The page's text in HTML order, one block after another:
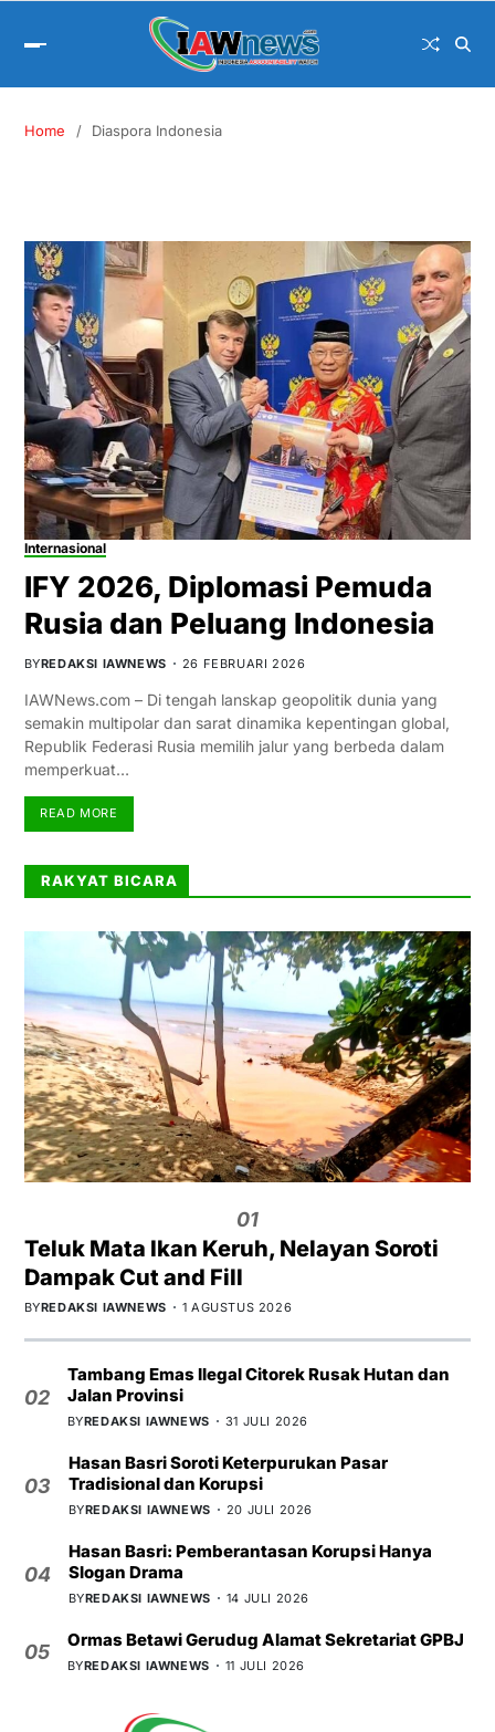
Home Diaspora Indonesia
Internasional
IFY 2026, Diplomasi Pemuda
Rusia dan Peluang Indonesia
BYREDAKSI IAWNEWS 26 FEBRUARI 2026
IAWNews.com – Di tengah lanskap geopolitik dunia yang
semakin multipolar dan sarat dinamika kepentingan global,
Republik Federasi Rusia memilih jalur yang berbeda dalam
memperkuat…
READ MORE
RAKYAT BICARA
01
Teluk Mata Ikan Keruh, Nelayan Soroti
Dampak Cut and Fill
BYREDAKSI IAWNEWS 1 AGUSTUS 2026
02
Tambang Emas Ilegal Citorek Rusak Hutan dan
Jalan Provinsi
BYREDAKSI IAWNEWS 31 JULI 2026
03
Hasan Basri Soroti Keterpurukan Pasar
Tradisional dan Korupsi
BYREDAKSI IAWNEWS 20 JULI 2026
04
Hasan Basri: Pemberantasan Korupsi Hanya
Slogan Drama
BYREDAKSI IAWNEWS 14 JULI 2026
05
Ormas Betawi Gerudug Alamat Sekretariat GPBJ
BYREDAKSI IAWNEWS 11 JULI 2026